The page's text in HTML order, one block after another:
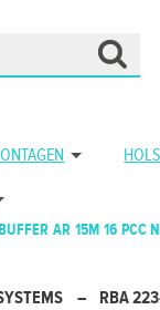
AR 15M 16 PCC
– RBA